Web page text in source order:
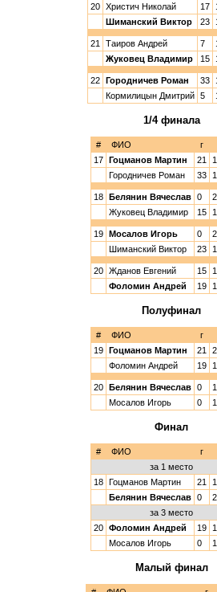
20 Христич Николай 17
Шиманский Виктор
23
21 Таиров Андрей 7
Жуковец Владимир
15
22 Городничев Роман 33
Кормилицын Дмитрий 5
1/4 финала
# ФИО
г
17 Гоцманов Мартин 21
Городничев Роман
33
18 Белянин Вячеслав 0
Жуковец Владимир
15
19 Мосалов Игорь 0
Шиманский Виктор
23
20 Жданов Евгений 15
Фоломин Андрей
19
Полуфинал
# ФИО
г
19 Гоцманов Мартин 21
Фоломин Андрей
19
20 Белянин Вячеслав 0
Мосалов Игорь
0
Финал
# ФИО
г
за 1 место
18 Гоцманов Мартин 21
Белянин Вячеслав 0
за 3 место
20 Фоломин Андрей 19
Мосалов Игорь
0
Малый финал